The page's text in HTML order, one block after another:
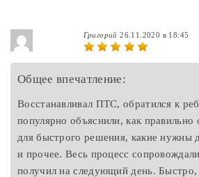
Григорий26.11.2020 в 18:45
Общее впечатление:
Восстанавливал ПТС, обратился к
популярно объяснили, как правильно
для быстрого решения, какие нужны
и прочее. Весь процесс
получил на следующий день. Быстро,